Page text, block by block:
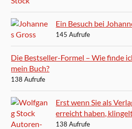
Ein Besuch bei
145 Aufrufe
Die Bestseller-Formel – Wie finde
mein Buch?
138 Aufrufe
Erst wenn Sie als
erreicht haben,
138 Aufrufe